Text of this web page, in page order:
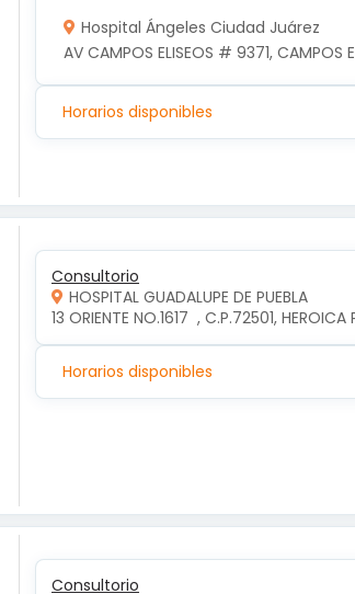
Hospital Ángeles Ciudad Juárez
AV CAMPOS ELISEOS # 9371, CAMPOS
Horarios disponibles
Consultorio
HOSPITAL GUADALUPE DE PUEBLA
13 ORIENTE NO.1617  , C.P.72501, HEROICA
Horarios disponibles
Consultorio